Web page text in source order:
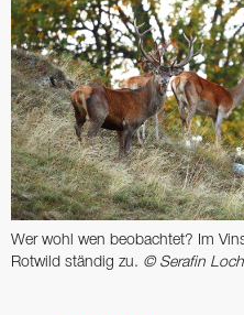
Wer wohl wen ­beobachtet? Im
Rotwild ständig zu. © Serafin